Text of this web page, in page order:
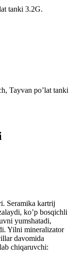
tanki 3.2G.
Tayvan po’lat tanki
Seramika kartrij
ko’p bosqichli
yumshatadi,
Yilni mineralizator
davomida
chiqaruvchi: